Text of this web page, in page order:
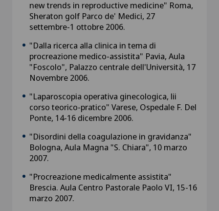
new trends in reproductive medicine" Roma,
Sheraton golf Parco de' Medici, 27
settembre-1 ottobre 2006.
"Dalla ricerca alla clinica in tema di
procreazione medico-assistita" Pavia, Aula
"Foscolo", Palazzo centrale dell'Università, 17
Novembre 2006.
"Laparoscopia operativa ginecologica, lii
corso teorico-pratico" Varese, Ospedale F. Del
Ponte, 14-16 dicembre 2006.
"Disordini della coagulazione in gravidanza"
Bologna, Aula Magna "S. Chiara", 10 marzo
2007.
"Procreazione medicalmente assistita"
Brescia. Aula Centro Pastorale Paolo VI, 15-16
marzo 2007.